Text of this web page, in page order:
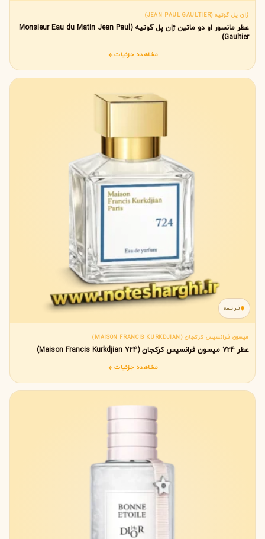
ژان پل گوتیه (JEAN PAUL GAULTIER)
عطر مانسور او دو ماتین ژان پل گوتیه (Monsieur Eau du Matin Jean Paul
Gaultier)
مشاهده جزئیات
فرانسه
میسون فرانسیس کرکجان (MAISON FRANCIS KURKDJIAN)
عطر 724 میسون فرانسیس کرکجان (724 Maison Francis Kurkdjian)
مشاهده جزئیات